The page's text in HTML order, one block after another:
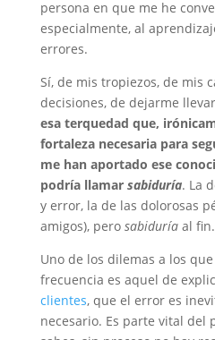
persona en que me he
especialmente, al
errores.
Sí, de mis tropiezos, de mis
decisiones, de dejarme
esa terquedad que,
fortaleza necesaria para
me han aportado ese
podría llamar sabiduría. La
y error, la de las dolorosas
amigos), pero sabiduríaal fin.
Uno de los dilemas a los
frecuencia es aquel de
clientes, que el error es
necesario. Es parte vital del